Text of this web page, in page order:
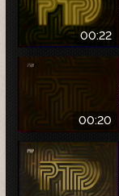
00:22
00:20